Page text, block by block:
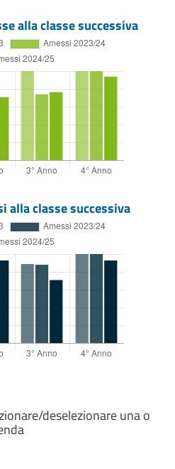
alla classe successiva
alla classe successiva
deselezionare una o